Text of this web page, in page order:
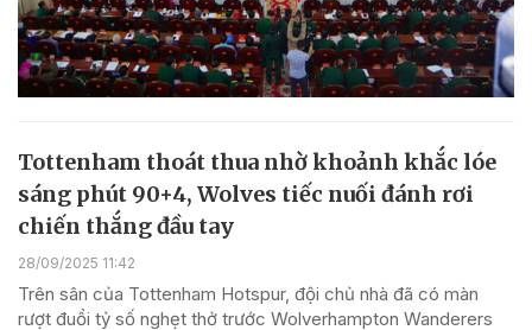
Tottenham thoát thua nhờ khoảnh khắc lóe
sáng phút 90+4, Wolves tiếc nuối đánh rơi
chiến thắng đầu tay
28/09/2025 11:42
Trên sân của Tottenham Hotspur, đội chủ nhà đã có màn
rượt đuổi tỷ số nghẹt thở trước Wolverhampton Wanderers